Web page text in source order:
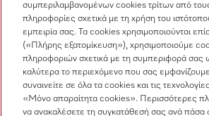
συμπεριλαμβανομένων cookies τρίτων από
πληροφορίες σχετικά με τη χρήση του
εμπειρία σας. Τα cookies χρησιμοποιούνται
(«Πλήρης εξατομίκευση»), χρησιμοποιούμε
πληροφοριών σχετικά με τη συμπεριφορά σας
καλύτερα το περιεχόμενο που σας
συναινείτε σε όλα τα cookies και τις
«Μόνο απαραίτητα cookies». Περισσότερες
να ανακαλέσετε τη συγκατάθεσή σας ανά πάσα